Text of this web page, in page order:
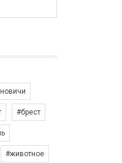
#брест
#животное